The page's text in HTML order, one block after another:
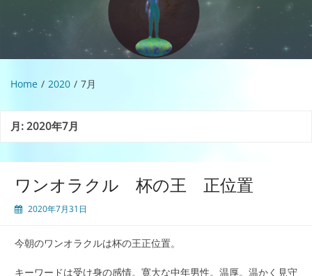
Home 2020 7月
月:2020年7月
ワンオラクル 杯の王 正位置
2020年7月31日
今朝のワンオラクルは杯の王正位置。
キーワードは受け身の感情。寛大な中年男性。温厚。温かく見守